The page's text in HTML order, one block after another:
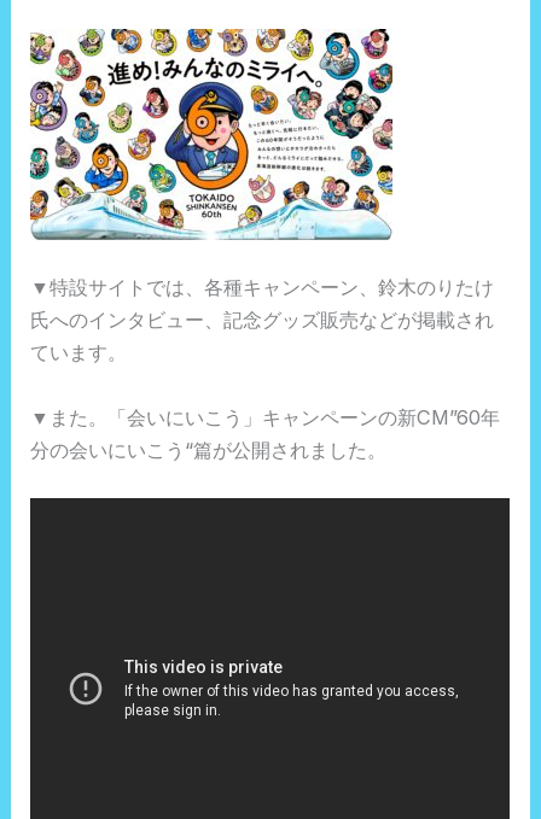
▼特設サイトでは、各種キャンペーン、鈴木のりたけ
氏へのインタビュー、記念グッズ販売などが掲載され
ています。
▼また。「会いにいこう」キャンペーンの新CM”60年
分の会いにいこう“篇が公開されました。